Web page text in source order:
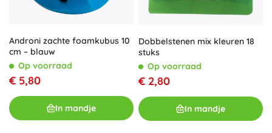
Androni zachte foamkubus 10
cm – blauw
Op voorraad
€ 5,80
In mandje
Dobbelstenen mix kleuren 18
stuks
Op voorraad
€ 2,80
In mandje